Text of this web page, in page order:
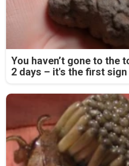
You haven’t gone to the
2 days – it's the first sign